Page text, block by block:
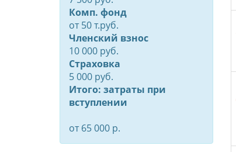
Комп. фонд
от50т.руб.
Членский взнос
10 000 руб.
Страховка
5 000 руб.
Итого: затраты при
вступлении
от 65 000 р.